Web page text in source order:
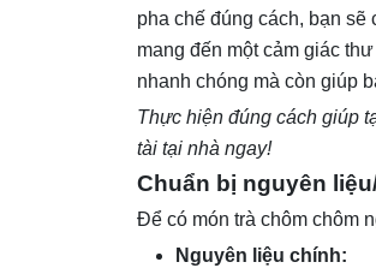
pha chế đúng cách, bạn
mang đến một cảm giác
nhanh chóng mà còn giúp
Thực hiện đúng cách giúp
tài tại nhà ngay!
Chuẩn bị nguyên
Để có món trà chôm chôm
Nguyên liệu chính: